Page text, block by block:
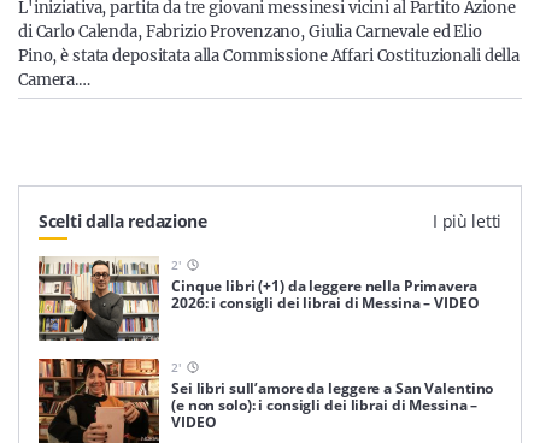
Servizi
Resta sempre aggiornato con le ultime news, iscriviti alla
nostra newsletter
Iscriviti
L'iniziativa, partita da tre giovani messinesi vicini al Partito Azione
di Carlo Calenda, Fabrizio Provenzano, Giulia Carnevale ed Elio
Pino, è stata depositata alla Commissione Affari Costituzionali della
Camera.…
Scelti dalla redazione I più letti
2'
Cinque libri (+1) da leggere nella Primavera
2026: i consigli dei librai di Messina – VIDEO
2'
Sei libri sull’amore da leggere a San Valentino
(e non solo): i consigli dei librai di Messina –
VIDEO